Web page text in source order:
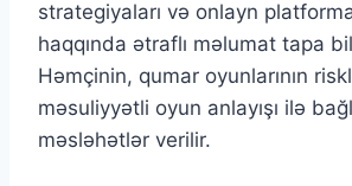
strategiyaları və onlayn
haqqında ətraflı məlumat tapa
Həmçinin, qumar oyunlarının
məsuliyyətli oyun anlayışı ilə
məsləhətlər verilir.